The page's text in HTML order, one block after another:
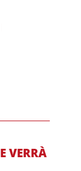
VERRÀ